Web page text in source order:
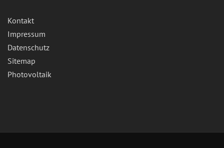
Kontakt
Impressum
Datenschutz
Sitemap
Photovoltaik